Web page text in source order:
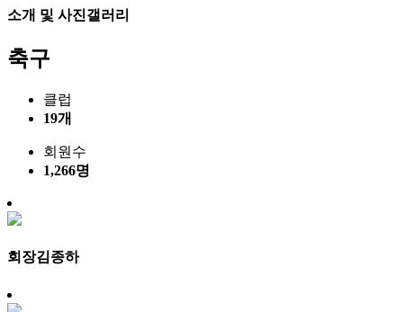
소개 및 사진갤러리
축구
클럽
19개
회원수
1,266명
회장김종하